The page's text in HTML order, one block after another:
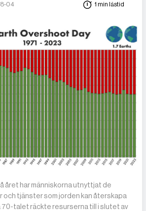
04 1 min lästid
året har människorna utnyttjat de
och tjänster som jorden kan återskapa
70-talet räckte resurserna till i slutet av